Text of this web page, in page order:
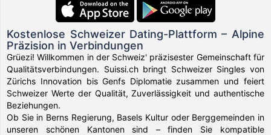
Kostenlose Schweizer Dating-Plattform – Alpine
Präzision in Verbindungen
Grüezi! Willkommen in der Schweiz' präzisester Gemeinschaft für
Qualitätsverbindungen. Suissi.ch bringt Schweizer Singles von
Zürichs Innovation bis Genfs Diplomatie zusammen und feiert
Schweizer Werte der Qualität, Zuverlässigkeit und authentische
Beziehungen.
Ob Sie in Berns Regierung, Basels Kultur oder Berggemeinden in
unseren schönen Kantonen sind – finden Sie kompatible